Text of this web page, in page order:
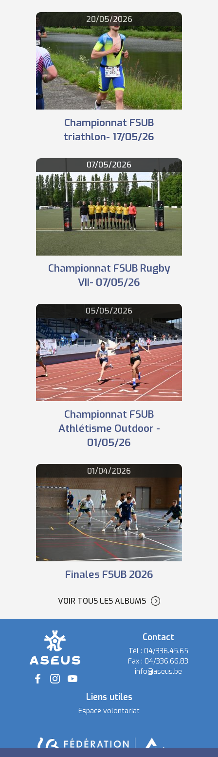
ULiège (Liège) - Université de Liège
UMONS Dragons - Université de Mons
UNAMUR - Université de Namur
20/05/2026
Championnat FSUB
triathlon- 17/05/26
07/05/2026
Championnat FSUB Rugby
VII- 07/05/26
05/05/2026
Championnat FSUB
Athlétisme Outdoor -
01/05/26
01/04/2026
Finales FSUB 2026
VOIR TOUS LES ALBUMS
Social
Contact
Tél : 04/336.45.65
Fax :04/336.66.83
info@aseus.be
Liens utiles
Espace volontariat